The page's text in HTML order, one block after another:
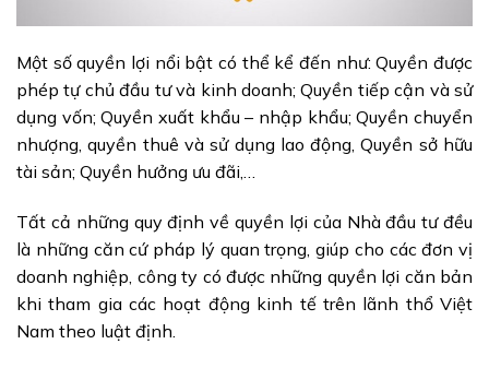
Một số quyền lợi nổi bật có thể kể đến như: Quyền được
phép tự chủ đầu tư và kinh doanh; Quyền tiếp cận và sử
dụng vốn; Quyền xuất khẩu – nhập khẩu; Quyền chuyển
nhượng, quyền thuê và sử dụng lao động, Quyền sở hữu
tài sản; Quyền hưởng ưu đãi,…
Tất cả những quy định về quyền lợi của Nhà đầu tư đều
là những căn cứ pháp lý quan trọng, giúp cho các đơn vị
doanh nghiệp, công ty có được những quyền lợi căn bản
khi tham gia các hoạt động kinh tế trên lãnh thổ Việt
Nam theo luật định.